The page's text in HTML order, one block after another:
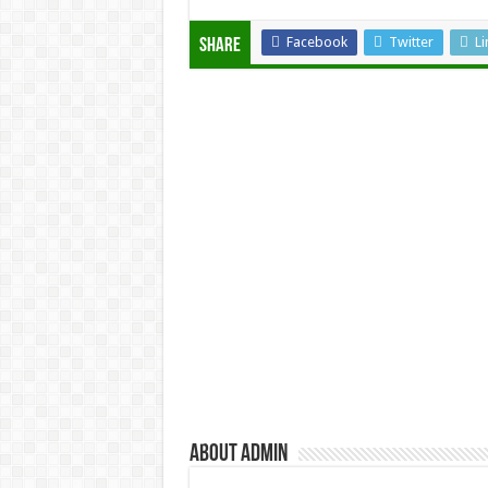
Share Facebook Twitter
About admin